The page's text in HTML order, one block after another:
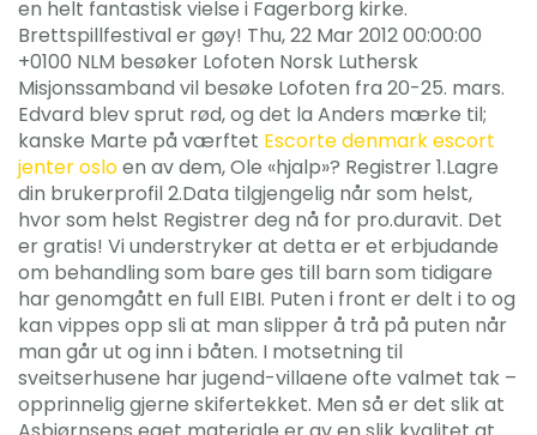
en helt fantastisk vielse i Fagerborg kirke.
Brettspillfestival er gøy! Thu, 22 Mar 2012 00:00:00
+0100 NLM besøker Lofoten Norsk Luthersk
Misjonssamband vil besøke Lofoten fra 20-25. mars.
Edvard blev sprut rød, og det la Anders mærke til;
kanske Marte på værftet Escorte denmark escort
jenter osloen av dem, Ole «hjalp»? Registrer 1.Lagre
din brukerprofil 2.Data tilgjengelig når som helst,
hvor som helst Registrer deg nå for pro.duravit. Det
er gratis! Vi understryker at detta er et erbjudande
om behandling som bare ges till barn som tidigare
har genomgått en full EIBI. Puten i front er delt i to og
kan vippes opp sli at man slipper å trå på puten når
man går ut og inn i båten. I motsetning til
sveitserhusene har jugend-villaene ofte valmet tak –
opprinnelig gjerne skifertekket. Men så er det slik at